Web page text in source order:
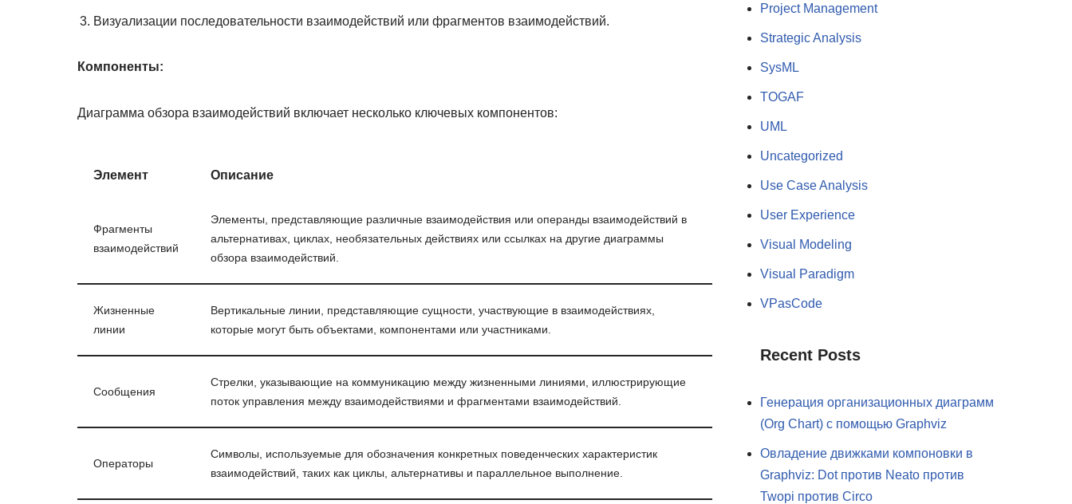
Визуализации последовательности взаимодействий или фрагментов взаимодействий.
Компоненты:
Диаграмма обзора взаимодействий включает несколько ключевых компонентов:
Элемент Описание
Фрагменты
взаимодействий
Элементы, представляющие различные взаимодействия или операнды взаимодействий в
альтернативах, циклах, необязательных действиях или ссылках на другие диаграммы
обзора взаимодействий.
Жизненные
линии
Вертикальные линии, представляющие сущности, участвующие в взаимодействиях,
которые могут быть объектами, компонентами или участниками.
Сообщения
Стрелки, указывающие на коммуникацию между жизненными линиями, иллюстрирующие
поток управления между взаимодействиями и фрагментами взаимодействий.
Операторы
Символы, используемые для обозначения конкретных поведенческих характеристик
взаимодействий, таких как циклы, альтернативы и параллельное выполнение.
Project Management
Strategic Analysis
SysML
TOGAF
UML
Uncategorized
Use Case Analysis
User Experience
Visual Modeling
Visual Paradigm
VPasCode
Recent Posts
Генерация организационных диаграмм
(Org Chart) с помощью Graphviz
Овладение движками компоновки в
Graphviz: Dot против Neato против
Twopi против Circo